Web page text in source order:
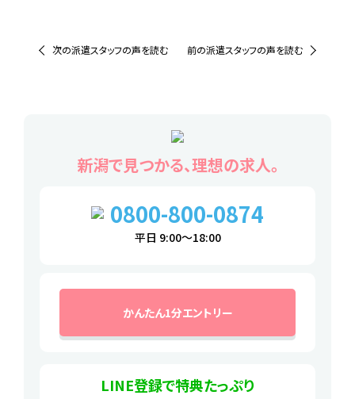
次の派遣スタッフの声を読む 前の派遣スタッフの声を読む
新潟で見つかる、理想の求人。
0800-800-0874
平日 9:00～18:00
かんたん1分エントリー
LINE登録で特典たっぷり